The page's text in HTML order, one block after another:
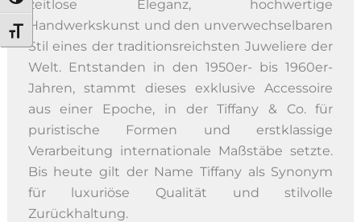
Schrift vergrößern
zeitlose Eleganz, hochwertige
Handwerkskunst und den unverwechselbaren
Stil eines der traditionsreichsten Juweliere der
Welt. Entstanden in den 1950er- bis 1960er-
Jahren, stammt dieses exklusive Accessoire
aus einer Epoche, in der Tiffany & Co. für
puristische Formen und erstklassige
Verarbeitung internationale Maßstäbe setzte.
Bis heute gilt der Name Tiffany als Synonym
für luxuriöse Qualität und stilvolle
Zurückhaltung.